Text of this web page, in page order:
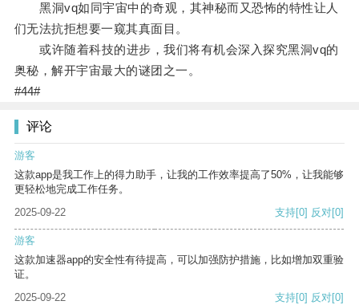
黑洞vq如同宇宙中的奇观，其神秘而又恐怖的特性让人
们无法抗拒想要一窥其真面目。
或许随着科技的进步，我们将有机会深入探究黑洞vq的
奥秘，解开宇宙最大的谜团之一。
#44#
评论
游客
这款app是我工作上的得力助手，让我的工作效率提高了50%，让我能够
更轻松地完成工作任务。
2025-09-22
支持[0] 反对[0]
游客
这款加速器app的安全性有待提高，可以加强防护措施，比如增加双重验
证。
2025-09-22
支持[0] 反对[0]